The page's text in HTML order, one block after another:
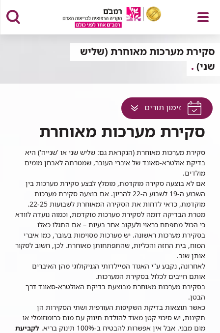
פתח
תפריט
סקירת מערכות מאוחרת (שליש
שני)
זימון תוריםלחץ
למעבר
לתוכן
בדף
סקירת מערכות מאוחרת
סקירת מערכות מאוחרת (הנקראת גם: שליש שני או 'שנייה') היא
בדיקת אולטרא-סאונד של איברי העובר, שמטרתה לאבחן מומים
מולדים.
אם לא בוצעה סקירה מוקדמת, מומלץ לבצע סקירת מערכות בין
השבוע ה-19 לשבוע ה-22 להריון. אם בוצעה סקירת מערכות
מוקדמת, כדאי לדחות את הסקירה המאוחרת לשבועות 22-25.
מטרת הבדיקה דומה לסקירת מערכות מוקדמת, וכמוה נועדה לוודא
כי הכול מתפתח כראוי ולעקוב אחר בעיות – אם התגלו כאלו
בסקירת מערכות ראשונה. יש מערכות מסוימות בעובר, כמו איברי
המוח, בית החזה והכליות, שהתפתחותן מאוחרת. לכן, חשוב לסקור
אותן שוב.
לאחרונה, נקבע ע"י האגוד המיילדותי הגניקולוגי מהן האיברים
אותם חייבים לכלול בסקירת המערכות.
בסקירת מערכות מאוחרת מבוצעת בדיקת האולטרא-סאונד דרך
הבטן.
כאשר תוצאות בדיקת השקיפות העורפית ושתי הסקירות הן
תקינות, יש סיכוי קטן מאוד להולדת תינוק עם מום כרומוזומלי או
מום מבני. אבל אין אפשרות להבטיח ב-100% תינוק בריא.
לקביעת